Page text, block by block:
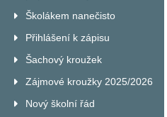
Školákem nanečisto
Přihlášení k zápisu
Šachový kroužek
Zájmové kroužky 2025/2026
Nový školní řád